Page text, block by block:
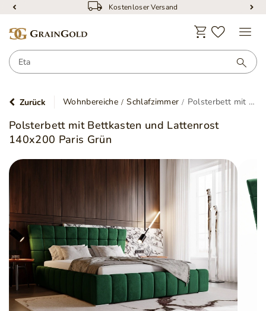
Kostenloser Versand
Zurück Wohnbereiche Schlafzimmer Polsterbett mit Bettkasten und Lattenrost 140x200 Paris Grün
Polsterbett mit Bettkasten und Lattenrost
140x200 Paris Grün